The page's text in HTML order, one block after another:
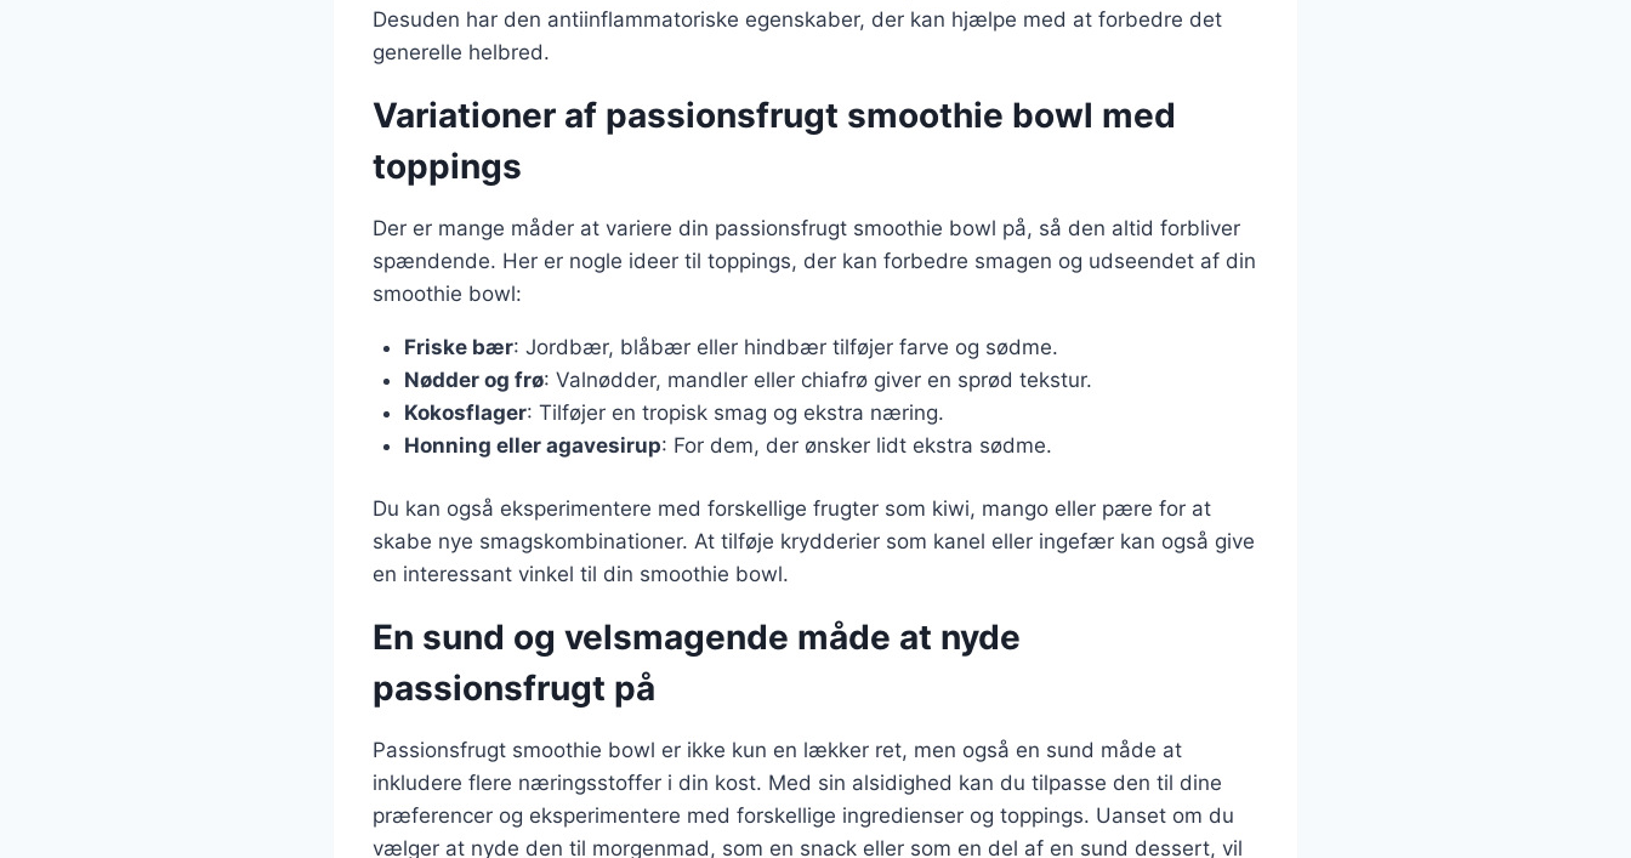
Desuden har den antiinflammatoriske egenskaber, der kan hjælpe med at forbedre det
generelle helbred.
Variationer af passionsfrugt smoothie bowl med
toppings
Der er mange måder at variere din passionsfrugt smoothie bowl på, så den altid forbliver
spændende. Her er nogle ideer til toppings, der kan forbedre smagen og udseendet af din
smoothie bowl:
Friske bær: Jordbær, blåbær eller hindbær tilføjer farve og sødme.
Nødder og frø: Valnødder, mandler eller chiafrø giver en sprød tekstur.
Kokosflager: Tilføjer en tropisk smag og ekstra næring.
Honning eller agavesirup: For dem, der ønsker lidt ekstra sødme.
Du kan også eksperimentere med forskellige frugter som kiwi, mango eller pære for at
skabe nye smagskombinationer. At tilføje krydderier som kanel eller ingefær kan også give
en interessant vinkel til din smoothie bowl.
En sund og velsmagende måde at nyde
passionsfrugt på
Passionsfrugt smoothie bowl er ikke kun en lækker ret, men også en sund måde at
inkludere flere næringsstoffer i din kost. Med sin alsidighed kan du tilpasse den til dine
præferencer og eksperimentere med forskellige ingredienser og toppings. Uanset om du
vælger at nyde den til morgenmad, som en snack eller som en del af en sund dessert, vil